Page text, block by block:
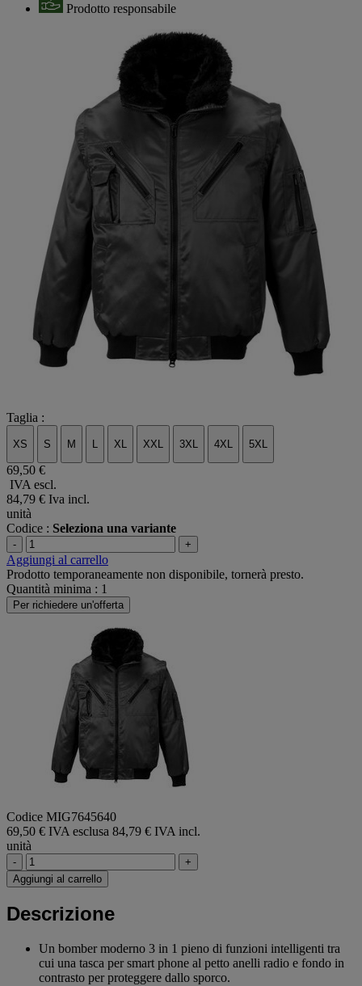
Prodotto responsabile
Taglia :
XS S M L XL XXL 3XL 4XL 5XL
69,50 €
IVA escl.
84,79 € Iva incl.
unità
Codice : Seleziona una variante
- +
Aggiungi al carrello
Prodotto temporaneamente non disponibile, tornerà presto.
Quantità minima : 1
Per richiedere un'offerta
Codice MIG7645640
69,50 € IVA esclusa 84,79 € IVA incl.
unità
-
+
Aggiungi al carrello
Descrizione
Un bomber moderno 3 in 1 pieno di funzioni intelligenti tra
cui una tasca per smart phone al petto anelli radio e fondo in
contrasto per proteggere dallo sporco.